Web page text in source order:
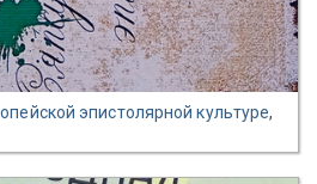
эпистолярной культуре,